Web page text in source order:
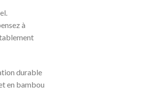
à
durable
en bambou